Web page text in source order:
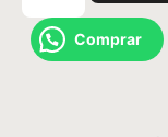
Comprar